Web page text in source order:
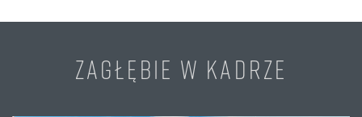
ZAGŁĘBIE W KADRZE